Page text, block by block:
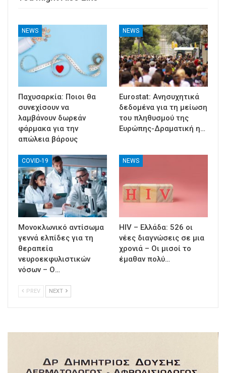
NEWS
Παχυσαρκία: Ποιοι θα
συνεχίσουν να
λαμβάνουν δωρεάν
φάρμακα για την
απώλεια βάρους
NEWS
Eurostat: Ανησυχητικά
δεδομένα για τη μείωση
του πληθυσμού της
Ευρώπης-Δραματική η…
COVID-19
Μονοκλωνικό αντίσωμα
γεννά ελπίδες για τη
θεραπεία
νευροεκφυλιστικών
νόσων – Ο…
NEWS
HIV – Ελλάδα: 526 οι
νέες διαγνώσεις σε μια
χρονιά – Οι μισοί το
έμαθαν πολύ…
PREV NEXT